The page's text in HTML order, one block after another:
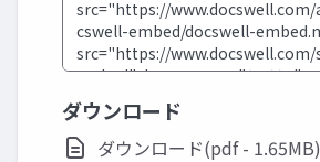
ダウンロード
ダウンロード(pdf - 1.65MB)